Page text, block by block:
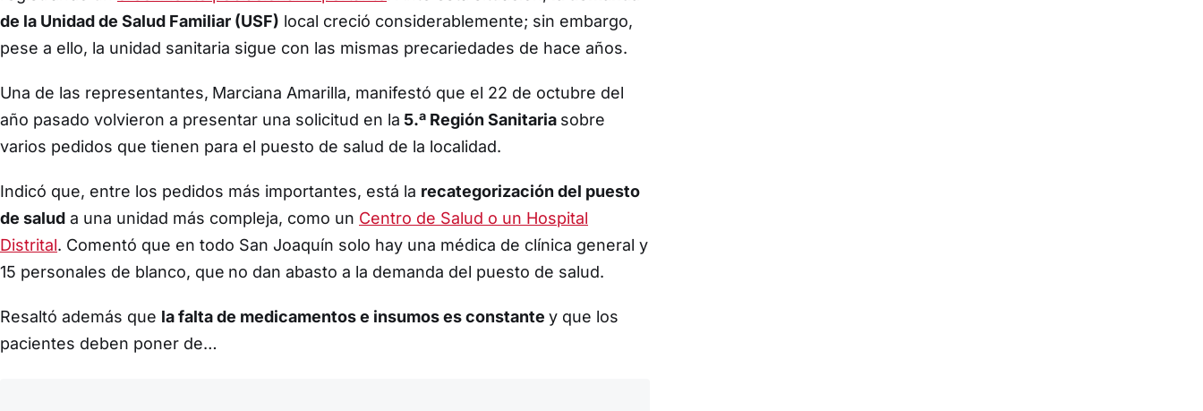
de la Unidad de Salud Familiar (USF) local creció considerablemente; sin embargo,
pese a ello, la unidad sanitaria sigue con las mismas precariedades de hace años.
Una de las representantes, Marciana Amarilla, manifestó que el 22 de octubre del
año pasado volvieron a presentar una solicitud en la 5.ª Región Sanitaria sobre
varios pedidos que tienen para el puesto de salud de la localidad.
Indicó que, entre los pedidos más importantes, está la recategorización del puesto
de salud a una unidad más compleja, como un Centro de Salud o un Hospital
Distrital. Comentó que en todo San Joaquín solo hay una médica de clínica general y
15 personales de blanco, que no dan abasto a la demanda del puesto de salud.
Resaltó además que la falta de medicamentos e insumos es constante y que los
pacientes deben poner de…